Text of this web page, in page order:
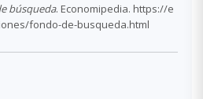
búsqueda. Economipedia. https://e
fondo-de-busqueda.html